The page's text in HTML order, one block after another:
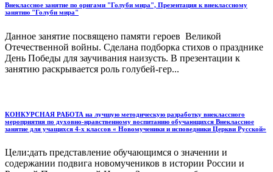
Внеклассное занятие по оригами "Голуби мира", Презентация к внеклассному
занятию "Голуби мира"
Данное занятие посвящено памяти героев Великой
Отечественной войны. Сделана подборка стихов о празднике
День Победы для заучивания наизусть. В презентации к
занятию раскрывается роль голубей-гер...
КОНКУРСНАЯ РАБОТА на лучшую методическую разработку внеклассного
мероприятия по духовно-нравственному воспитанию обучающихся Внеклассное
занятие для учащихся 4-х классов « Новомученики и исповедники Церкви Русской»
Цели:дать представление обучающимся о значении и
содержании подвига новомучеников в истории России и